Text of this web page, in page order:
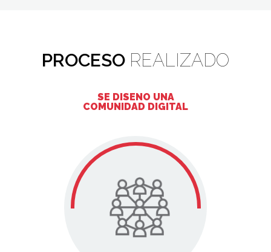
PROCESO REALIZADO
SE DISEÑO UNA
COMUNIDAD DIGITAL